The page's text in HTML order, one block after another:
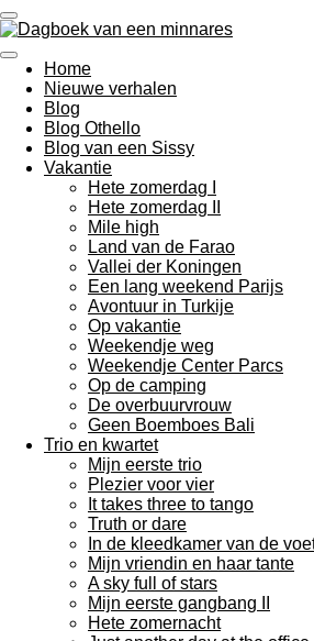
Ga
direct
naar
de
hoofdinhoud
Home
Nieuwe verhalen
Blog
Blog Othello
Blog van een Sissy
Vakantie
Hete zomerdag I
Hete zomerdag II
Mile high
Land van de Farao
Vallei der Koningen
Een lang weekend Parijs
Avontuur in Turkije
Op vakantie
Weekendje weg
Weekendje Center Parcs
Op de camping
De overbuurvrouw
Geen Boemboes Bali
Trio en kwartet
Mijn eerste trio
Plezier voor vier
It takes three to tango
Truth or dare
In de kleedkamer van de
Mijn vriendin en haar tante
A sky full of stars
Mijn eerste gangbang II
Hete zomernacht